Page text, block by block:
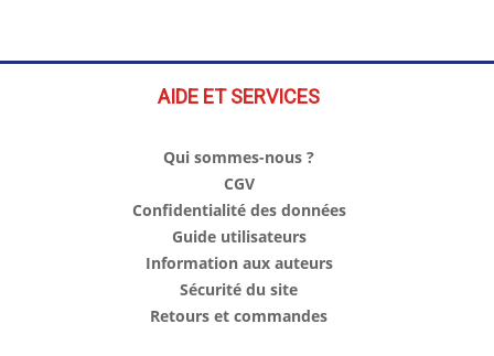
AIDE ET SERVICES
Qui sommes-nous ?
CGV
Confidentialité des données
Guide utilisateurs
Information aux auteurs
Sécurité du site
Retours et commandes